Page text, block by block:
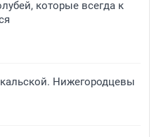
которые всегда к
Нижегородцевы